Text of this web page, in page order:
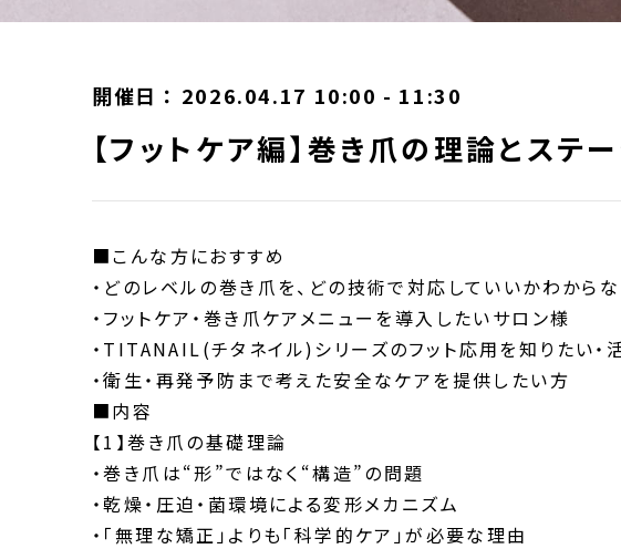
開催日 ： 2026.04.17 10:00 - 11:30
【フットケア編】巻き爪の理論とステ
■こんな方におすすめ
・どのレベルの巻き爪を、どの技術で対応していいかわから
・フットケア・巻き爪ケアメニューを導入したいサロン様
・TITANAIL(チタネイル)シリーズのフット応用を知りたい・
・衛生・再発予防まで考えた安全なケアを提供したい方
■内容
【1】巻き爪の基礎理論
・巻き爪は“形”ではなく“構造”の問題
・乾燥・圧迫・菌環境による変形メカニズム
・「無理な矯正」よりも「科学的ケア」が必要な理由